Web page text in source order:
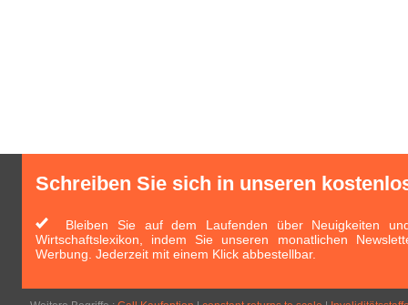
Schreiben Sie sich in unseren
Bleiben Sie auf dem Laufenden über Neuigkeiten
Wirtschaftslexikon, indem Sie unseren monatlichen
Werbung. Jederzeit mit einem Klick abbestellbar.